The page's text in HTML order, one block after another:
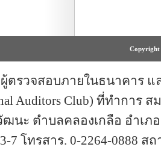
Copyright
ตรวจสอบภายในธนาคาร แล
Auditors Club) ที่ทำการ
ฒนะ ตำบลคลองเกลือ อำเภ
7 โทรสาร. 0-2264-0888